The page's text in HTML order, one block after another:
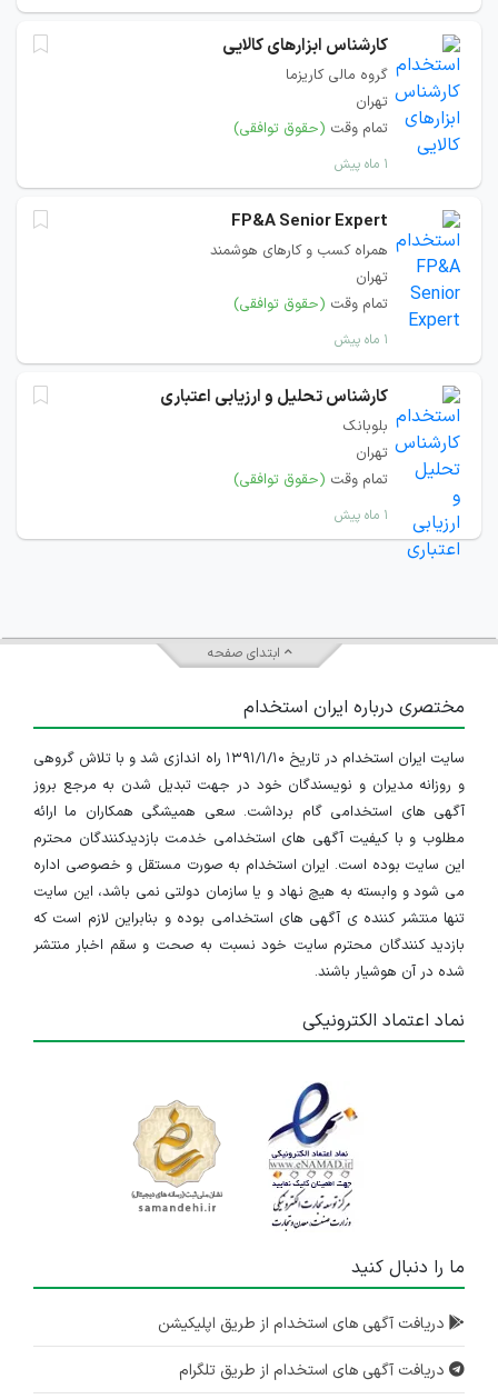
کارشناس ابزارهای کالایی
گروه مالی کاریزما
تهران
تمام وقت (حقوق توافقی)
۱ ماه پیش
FP&A Senior Expert
همراه کسب و کارهای هوشمند
تهران
تمام وقت (حقوق توافقی)
۱ ماه پیش
کارشناس تحلیل و ارزیابی اعتباری
بلوبانک
تهران
تمام وقت (حقوق توافقی)
۱ ماه پیش
ابتدای صفحه
مختصری درباره ایران استخدام
سایت ایران استخدام در تاریخ ۱۳۹۱/۱/۱۰ راه اندازی شد و با تلاش گروهی
و روزانه مدیران و نویسندگان خود در جهت تبدیل شدن به مرجع بروز
آگهی های استخدامی گام برداشت. سعی همیشگی همکاران ما ارائه
مطلوب و با کیفیت آگهی های استخدامی خدمت بازدیدکنندگان محترم
این سایت بوده است. ایران استخدام به صورت مستقل و خصوصی اداره
می شود و وابسته به هیچ نهاد و یا سازمان دولتی نمی باشد، این سایت
تنها منتشر کننده ی آگهی های استخدامی بوده و بنابراین لازم است که
بازدید کنندگان محترم سایت خود نسبت به صحت و سقم اخبار منتشر
شده در آن هوشیار باشند.
نماد اعتماد الکترونیکی
ما را دنبال کنید
دریافت آگهی های استخدام از طریق اپلیکیشن
دریافت آگهی های استخدام از طریق تلگرام